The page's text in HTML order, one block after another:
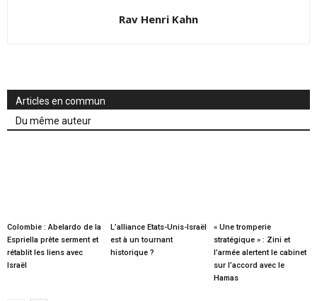
Rav Henri Kahn
Articles en commun
Du même auteur
Colombie : Abelardo de la
Espriella prête serment et
rétablit les liens avec
Israël
L’alliance Etats-Unis-Israël
est à un tournant
historique ?
« Une tromperie
stratégique » : Zini et
l’armée alertent le cabinet
sur l’accord avec le
Hamas